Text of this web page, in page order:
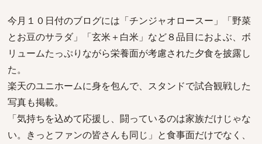
今月１０日付のブログには「チンジャオロースー」「野菜
とお豆のサラダ」「玄米＋白米」など８品目におよぶ、ボ
リュームたっぷりながら栄養面が考慮された夕食を披露し
た。
楽天のユニホームに身を包んで、スタンドで試合観戦した
写真も掲載。
「気持ちを込めて応援し、闘っているのは家族だけじゃな
い。きっとファンの皆さんも同じ」と食事面だけでなく、